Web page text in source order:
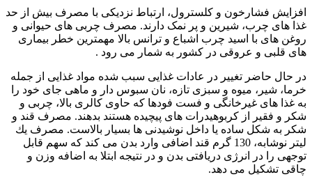
افزايش فشارخون و کلسترول، ارتباط نزديکی با مصرف بيش از حد
غذا های چرب، شيرين و پر نمک دارند. مصرف چربی های حیوانی و
روغن های با اسید چرب اشباع و ترانس بالا مهمترین خطر بیماری
های قلبی و عروقی در کشور به شمار می رود .
در حال حاضر تغيير در عادات غذايی سبب شده مواد غذايی از جمله
خرما، شير، ميوه و سبزی تازه، نان سبوس دار و ماهی جای خود را
به غذا های غیرخانگی و فست فودها که حاوی کالری بالا، چربی و
شكر و فقير از كربوهيدرات های پيچيده هستند بدهند. مصرف قند و
شكر به شكل ساده يا داخل نوشيدنی ها بسيار بالاست. مصرف يك
ليتر نوشابه، 130 گرم قند اضافی وارد بدن می کند كه سهم قابل
توجهی را در انرژی دريافتی بدن و در نتیجه ابتلا به اضافه وزن و
چاقی تشكيل می دهد.